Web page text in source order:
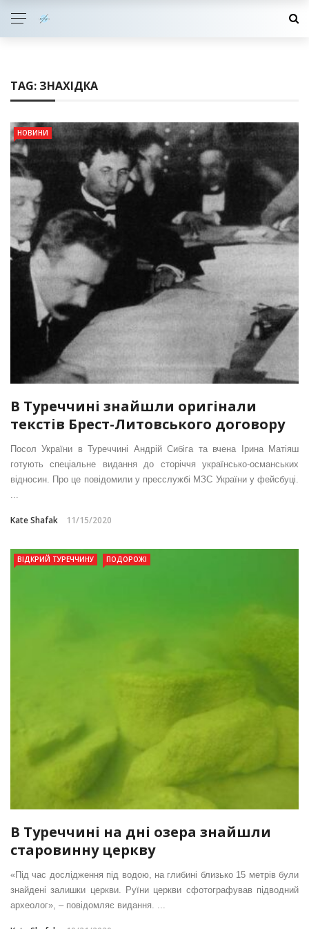
TAG: ЗНАХІДКА
НОВИНИ
В Туреччині знайшли оригінали
текстів Брест-Литовського договору
Посол України в Туреччині Андрій Сибіга та вчена Ірина Матіяш
готують спеціальне видання до сторіччя українсько-османських
відносин. Про це повідомили у пресслужбі МЗС України у фейсбуці.
Kate Shafak 11/15/2020
ВІДКРИЙ ТУРЕЧЧИНУ ПОДОРОЖІ
В Туреччині на дні озера знайшли
старовинну церкву
«Під час дослідження під водою, на глибині близько 15 метрів були
знайдені залишки церкви. Руїни церкви сфотографував підводний
археолог», – повідомляє видання. ...